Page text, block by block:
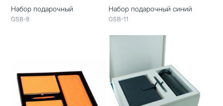
Набор подарочный
GSB-8
Набор подарочный синий
GSB-11